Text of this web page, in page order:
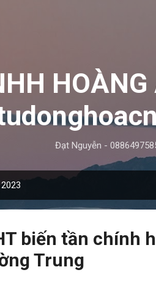
Đạt Nguyễn -
biến tần chính
Trung